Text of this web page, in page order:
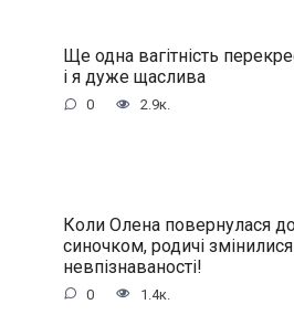
Ще одна вагітність
і я дуже щаслива
0 2.9к.
Коли Олена повернулася
синочком, родичі
невпізнаваності!
0 1.4к.